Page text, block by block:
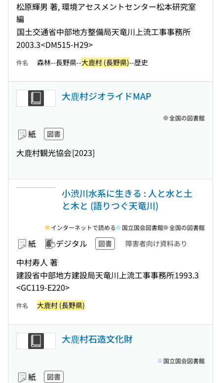
松原輝男 著, 環境アセスメントセンター松本研究室
編
国土交通省中部地方整備局天竜川上流工事事務所
2003.3<DM515-H29>
件名 森林--長野県--大鹿村 (長野県)--歴史
大鹿村ジオライドMAP
紙 図書
大鹿村観光協会[2023]
全国の図書館
小渋川水系に生きる : 人と水と土
と木と (語りつぐ天竜川)
紙 デジタル 図書 障害者向け資料あり
中村寿人 著
建設省中部地方建設局天竜川上流工事事務所1993.3
<GC119-E220>
インターネットで読める 国立国会図書館 全国の図書館
件名 大鹿村 (長野県)
大鹿村石造文化財
紙 図書
国立国会図書館